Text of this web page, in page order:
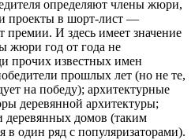
определяют члены жюри,
проекты в шорт-лист —
премии. И здесь имеет значение
жюри год от года не
прочих известных имен
прошлых лет (но не те,
на победу); архитектурные
деревянной архитектуры;
домов (таким
в один ряд с популяризаторами).